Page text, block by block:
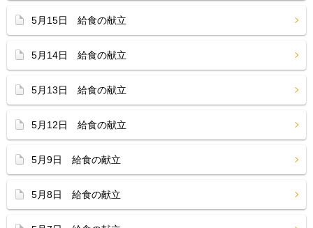
5月15日 給食の献立
5月14日 給食の献立
5月13日 給食の献立
5月12日 給食の献立
5月9日 給食の献立
5月8日 給食の献立